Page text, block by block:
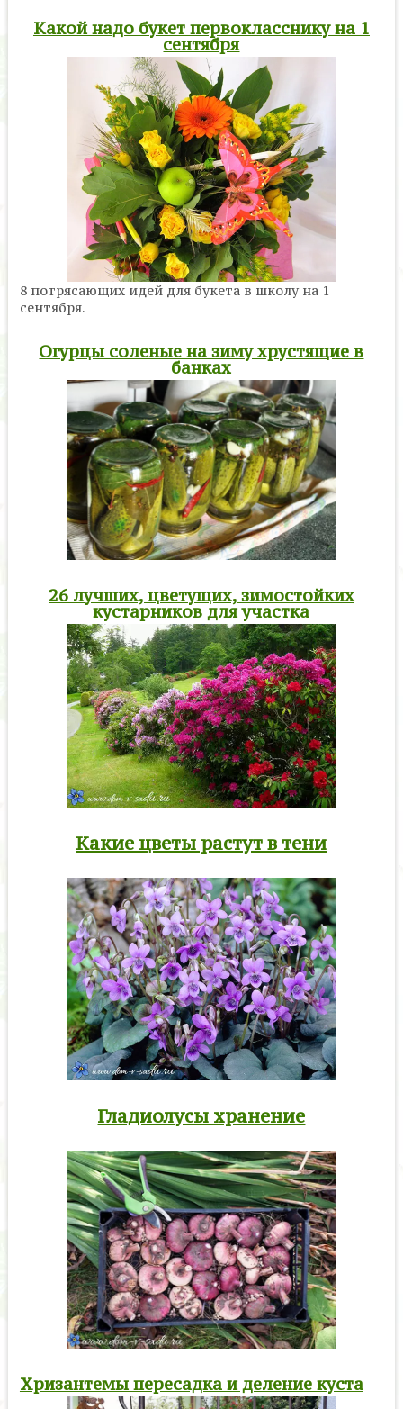
Какой надо букет первокласснику на 1
сентября
8 потрясающих идей для букета в школу на 1
сентября.
Огурцы соленые на зиму хрустящие в
банках
26 лучших, цветущих, зимостойких
кустарников для участка
Какие цветы растут в тени
Гладиолусы хранение
Хризантемы пересадка и деление куста